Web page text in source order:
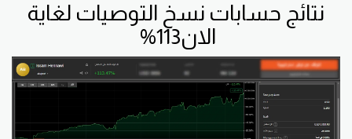
نتائج حسابات نسخ التوصيات لغاية
الان113%